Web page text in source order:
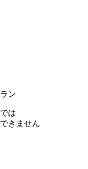
ン
は
きません